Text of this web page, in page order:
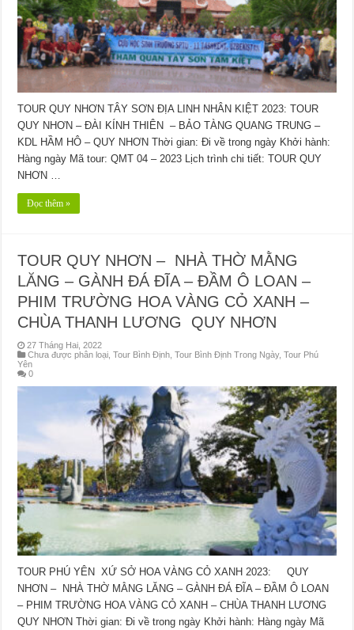
TOUR QUY NHƠN TÂY SƠN ĐỊA LINH NHÂN KIỆT 2023: TOUR
QUY NHƠN – ĐÀI KÍNH THIÊN – BẢO TÀNG QUANG TRUNG –
KDL HẦM HÔ – QUY NHƠN Thời gian: Đi về trong ngày Khởi hành:
Hàng ngày Mã tour: QMT 04 – 2023 Lịch trình chi tiết: TOUR QUY
NHƠN …
Đọc thêm »
TOUR QUY NHƠN – NHÀ THỜ MẰNG
LĂNG – GÀNH ĐÁ ĐĨA – ĐẦM Ô LOAN –
PHIM TRƯỜNG HOA VÀNG CỎ XANH –
CHÙA THANH LƯƠNG QUY NHƠN
27 Tháng Hai, 2022
Chưa được phân loại ,Tour Bình Định ,Tour Bình Định Trong Ngày,Tour Phú
Yên
0
TOUR PHÚ YÊN XỨ SỞ HOA VÀNG CỎ XANH 2023: QUY
NHƠN – NHÀ THỜ MẰNG LĂNG – GÀNH ĐÁ ĐĨA – ĐẦM Ô LOAN
– PHIM TRƯỜNG HOA VÀNG CỎ XANH – CHÙA THANH LƯƠNG
QUY NHƠN Thời gian: Đi về trong ngày Khởi hành: Hàng ngày Mã